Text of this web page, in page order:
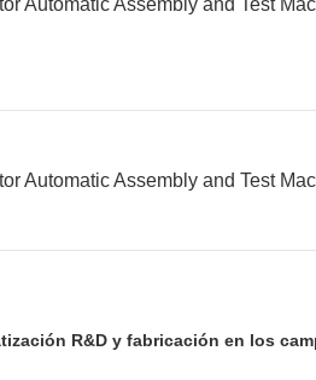
R&D y fabricación en los